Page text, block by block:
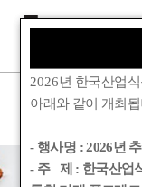
2026년 한국산업
아래와 같이 개최
- 행사명 :2026년
- 주 제 : 한국산업